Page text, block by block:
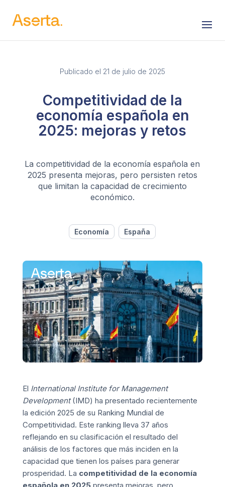
Saltar al contenido
Publicado el 21 de julio de 2025
Competitividad de la
economía española en
2025: mejoras y retos
La competitividad de la economía española en
2025 presenta mejoras, pero persisten retos
que limitan la capacidad de crecimiento
económico.
Economía España
El International Institute for Management
Development(IMD) ha presentado recientemente
la edición 2025 de su Ranking Mundial de
Competitividad. Este ranking lleva 37 años
reflejando en su clasificación el resultado del
análisis de los factores que más inciden en la
capacidad que tienen los países para generar
prosperidad. La competitividad de la economía
española en 2025presenta mejoras, pero